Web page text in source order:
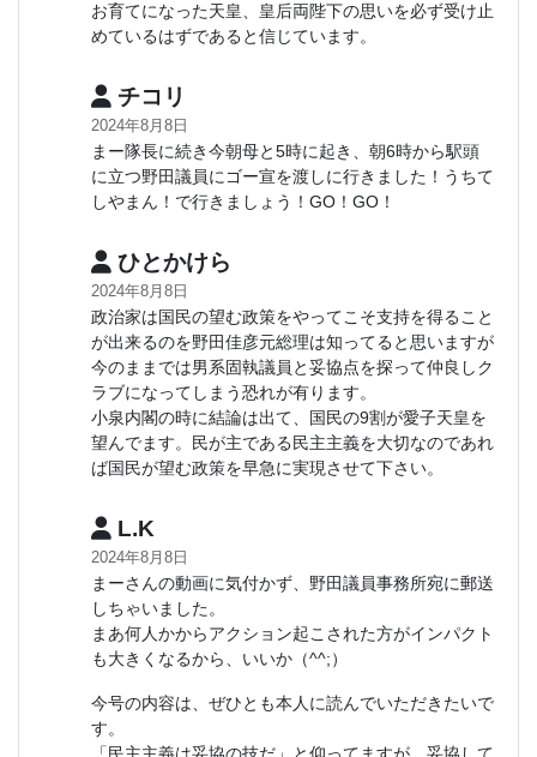
お育てになった天皇、皇后両陛下の思いを必ず受け止
めているはずであると信じています。
チコリ
2024年8月8日
まー隊長に続き今朝母と5時に起き、朝6時から駅頭
に立つ野田議員にゴー宣を渡しに行きました！うちて
しやまん！で行きましょう！GO！GO！
ひとかけら
2024年8月8日
政治家は国民の望む政策をやってこそ支持を得ること
が出来るのを野田佳彦元総理は知ってると思いますが
今のままでは男系固執議員と妥協点を探って仲良しク
ラブになってしまう恐れが有ります。
小泉内閣の時に結論は出て、国民の9割が愛子天皇を
望んでます。民が主である民主主義を大切なのであれ
ば国民が望む政策を早急に実現させて下さい。
L.K
2024年8月8日
まーさんの動画に気付かず、野田議員事務所宛に郵送
しちゃいました。
まあ何人かからアクション起こされた方がインパクト
も大きくなるから、いいか（^^;）
今号の内容は、ぜひとも本人に読んでいただきたいで
す。